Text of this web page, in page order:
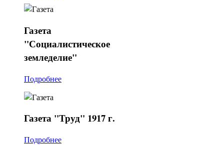
Газета
"Социалистическое
земледелие"
Подробнее
Газета "Труд" 1917 г.
Подробнее